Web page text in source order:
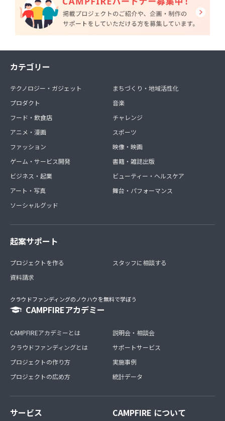
カテゴリー
テクノロジー・ガジェット
プロダクト
フード・飲食店
アニメ・漫画
ファッション
ゲーム・サービス開発
ビジネス・起業
アート・写真
ソーシャルグッド
まちづくり・地域活性化
音楽
チャレンジ
スポーツ
映像・映画
書籍・雑誌出版
ビューティー・ヘルスケア
舞台・パフォーマンス
起案サポート
プロジェクトを作る
資料請求
スタッフに相談する
クラウドファンディングのノウハウを無料で学ぼう
CAMPFIREアカデミー
CAMPFIREアカデミーとは
クラウドファンディングとは
プロジェクトの作り方
プロジェクトの広め方
説明会・相談会
サポートサービス
実施事例
統計データ
サービス CAMPFIRE について